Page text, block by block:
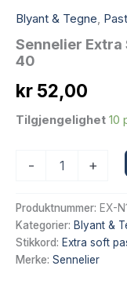
Blyant & Tegne,
Sennelier Extra
40
kr 52,00
Tilgjengelighet 10
-
tørrpastell
–
Orange
Lead
40
+
Produktnummer: EX-
Kategorier: Blyant &
Stikkord: Extra soft
Merke: Sennelier